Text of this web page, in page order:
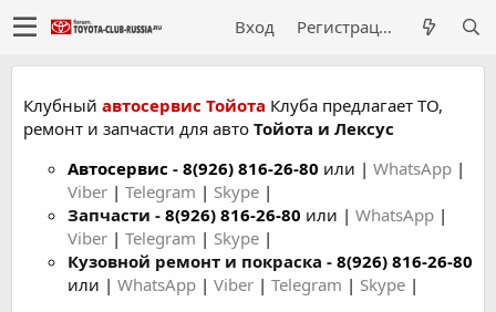
Вход Регистрация
Клубный автосервис Тойота Клуба предлагает ТО,
ремонт и запчасти для авто Тойота и Лексус
Автосервис - 8(926) 816-26-80 или | WhatsApp |
Viber | Telegram | Skype |
Запчасти - 8(926) 816-26-80 или | WhatsApp |
Viber | Telegram | Skype |
Кузовной ремонт и покраска - 8(926) 816-26-80
или | WhatsApp | Viber | Telegram | Skype |